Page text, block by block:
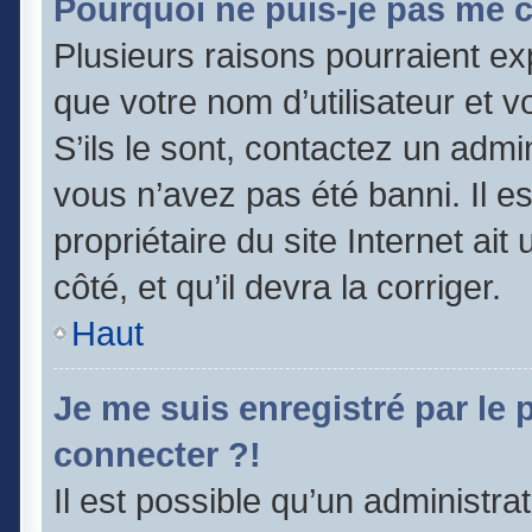
Pourquoi ne puis-je pas me
Plusieurs raisons pourraient
que votre nom d’utilisateur et
S’ils le sont, contactez un
vous n’avez pas été banni. Il
propriétaire du site Internet ait
côté, et qu’il devra la corriger.
Haut
Je me suis enregistré par le
connecter ?!
Il est possible qu’un